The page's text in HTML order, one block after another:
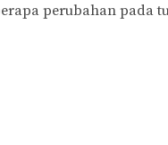
perubahan pada